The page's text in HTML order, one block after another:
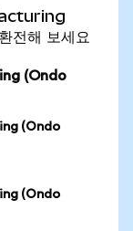
해 보세요
(Ondo
(Ondo
(Ondo